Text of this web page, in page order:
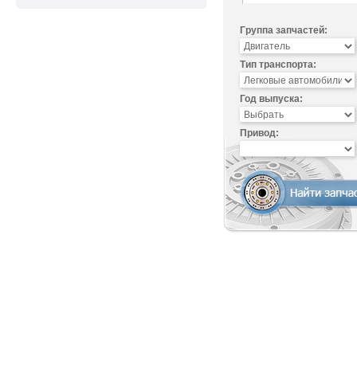
Группа запчастей:
Тип транспорта:
Год выпуска:
Привод: